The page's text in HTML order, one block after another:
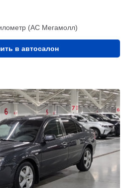
(АС Мегамолл)
в автосалон